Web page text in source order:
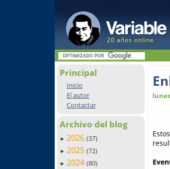
20 años online
Principal
Inicio
El autor
Contactar
Archivo del blog
► 2026 (37)
► 2025 (72)
► 2024 (80)